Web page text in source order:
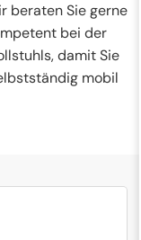
beraten Sie gerne
bei der
damit Sie
mobil